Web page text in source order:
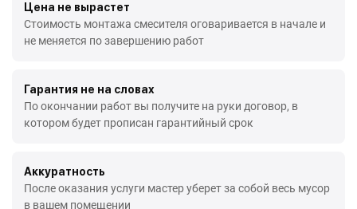
Цена не вырастет
Стоимость монтажа смесителя оговаривается в начале и
не меняется по завершению работ
Гарантия не на словах
По окончании работ вы получите на руки договор, в
котором будет прописан гарантийный срок
Аккуратность
После оказания услуги мастер уберет за собой весь мусор
в вашем помещении